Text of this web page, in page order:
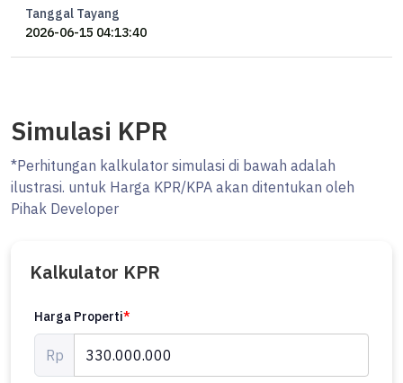
Tanggal Tayang
2026-06-15 04:13:40
Simulasi KPR
*Perhitungan kalkulator simulasi di bawah adalah
ilustrasi. untuk Harga KPR/KPA akan ditentukan oleh
Pihak Developer
Kalkulator KPR
Harga Properti*
Rp